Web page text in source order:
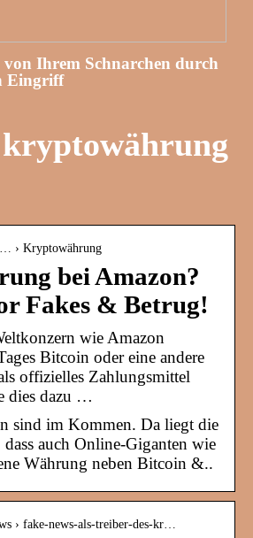
von Ihrem Schnarchen durch
Eingriff
› Kryptowährung
bei Amazon?
Fakes & Betrug!
wie Amazon
Bitcoin oder eine andere
offizielles Zahlungsmittel
dies dazu …
sind im Kommen. Da liegt die
auch Online-Giganten wie
Währung neben Bitcoin &..
› fake-news-als-treiber-des-kr…